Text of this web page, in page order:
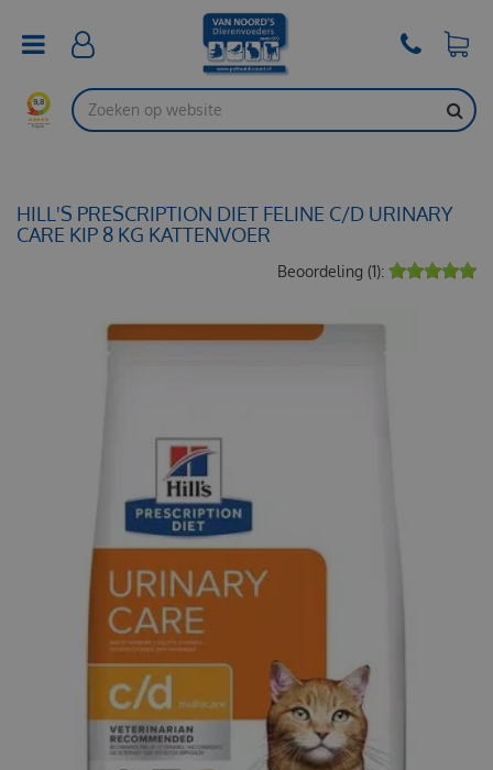
HILL'S PRESCRIPTION DIET FELINE C/D URINARY
CARE KIP 8 KG KATTENVOER
Beoordeling (1):